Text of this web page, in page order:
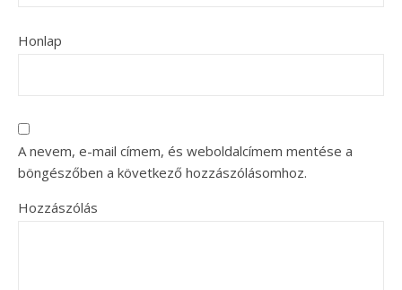
Honlap
A nevem, e-mail címem, és weboldalcímem mentése a
böngészőben a következő hozzászólásomhoz.
Hozzászólás